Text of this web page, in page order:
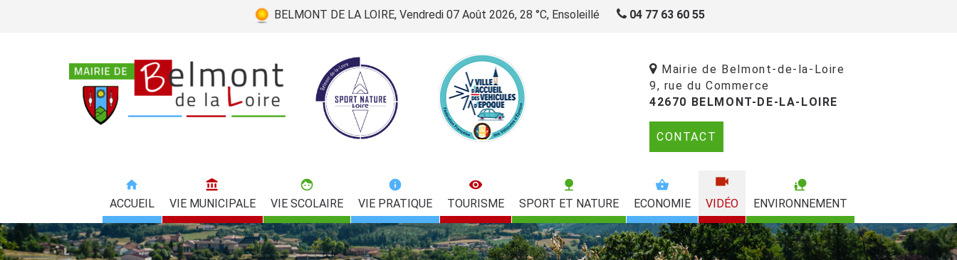
BELMONT DE LA LOIRE, Vendredi 07 Août 2026, 28 °C, Ensoleillé 04 77 63 60 55
Mairie de Belmont-de-la-Loire
9, rue du Commerce
42670 BELMONT-DE-LA-LOIRE
CONTACT
ACCUEIL VIE MUNICIPALE VIE SCOLAIRE VIE PRATIQUE TOURISME SPORT ET NATURE ECONOMIE VIDÉO ENVIRONNEMENT